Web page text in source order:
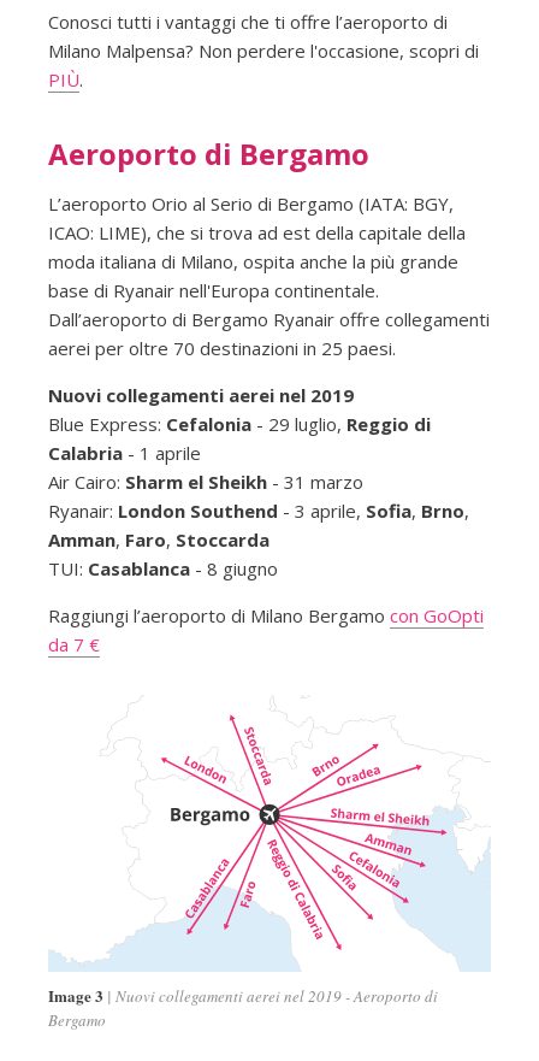
Conosci tutti i vantaggi che ti offre l’aeroporto di
Milano Malpensa? Non perdere l'occasione, scopri di
PIÙ.
Aeroporto di Bergamo
L’aeroporto Orio al Serio di Bergamo (IATA: BGY,
ICAO: LIME), che si trova ad est della capitale della
moda italiana di Milano, ospita anche la più grande
base di Ryanair nell'Europa continentale.
Dall’aeroporto di Bergamo Ryanair offre collegamenti
aerei per oltre 70 destinazioni in 25 paesi.
Nuovi collegamenti aerei nel 2019
Blue Express: Cefalonia- 29 luglio, Reggio di
Calabria- 1 aprile
Air Cairo: Sharm el Sheikh- 31 marzo
Ryanair: London Southend - 3 aprile, Sofia, Brno,
Amman, Faro, Stoccarda
TUI: Casablanca- 8 giugno
Raggiungi l’aeroporto di Milano Bergamo con GoOpti
da 7 €
Image 3
Nuovi collegamenti aerei nel 2019 - Aeroporto di
Bergamo